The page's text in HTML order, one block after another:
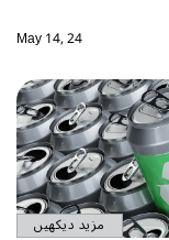
May 14, 24
مزید دیکھیں